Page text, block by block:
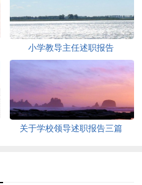
小学教导主任述职报告
关于学校领导述职报告三篇